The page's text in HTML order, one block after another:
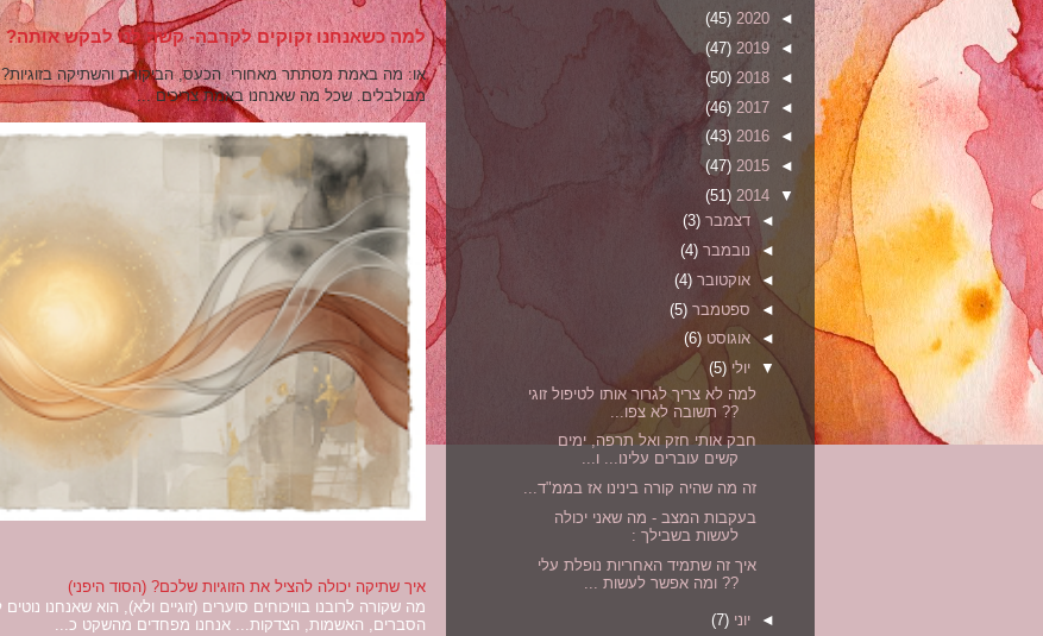
למה כשאנחנו זקוקים לקרבה- קשה לנו לבקש אותה?
או: מה באמת מסתתר מאחורי הכעס, הביקורת והשתיקה בזוגיות?
מבולבלים. שכל מה שאנחנו באמת צריכים ...
איך שתיקה יכולה להציל את הזוגיות שלכם? (הסוד היפני)
מה שקורה לרובנו בוויכוחים סוערים (זוגיים ולא), הוא שאנחנו
הסברים, האשמות, הצדקות... אנחנו מפחדים מהשקט כ...
◄
2020
(45)
◄
2019
(47)
◄
2018
(50)
◄
2017
(46)
◄
2016
(43)
◄
2015
(47)
▼
2014
(51)
◄ דצמבר (3)
◄ נובמבר (4)
◄ אוקטובר (4)
◄ ספטמבר (5)
◄אוגוסט (6)
▼ יולי (5)
למה לא צריך לגרור אותו לטיפול זוגי
?? תשובה לא צפו...
חבק אותי חזק ואל תרפה, ימים
קשים עוברים עלינו... ו...
זה מה שהיה קורה בינינו אז בממ"ד...
בעקבות המצב - מה שאני יכולה
לעשות בשבילך :
איך זה שתמיד האחריות נופלת עלי
?? ומה אפשר לעשות ...
◄ יוני (7)